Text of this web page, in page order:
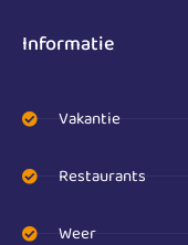
Informatie
Vakantie
Restaurants
Weer